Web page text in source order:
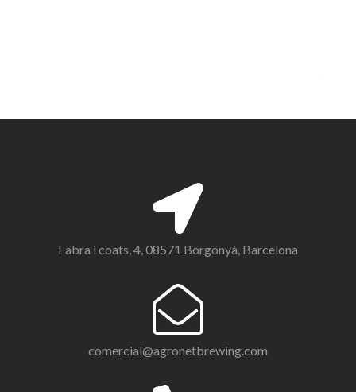
Fabra i coats, 4, 08571 Borgonyà, Barcelona
comercial@agronetbrewing.com